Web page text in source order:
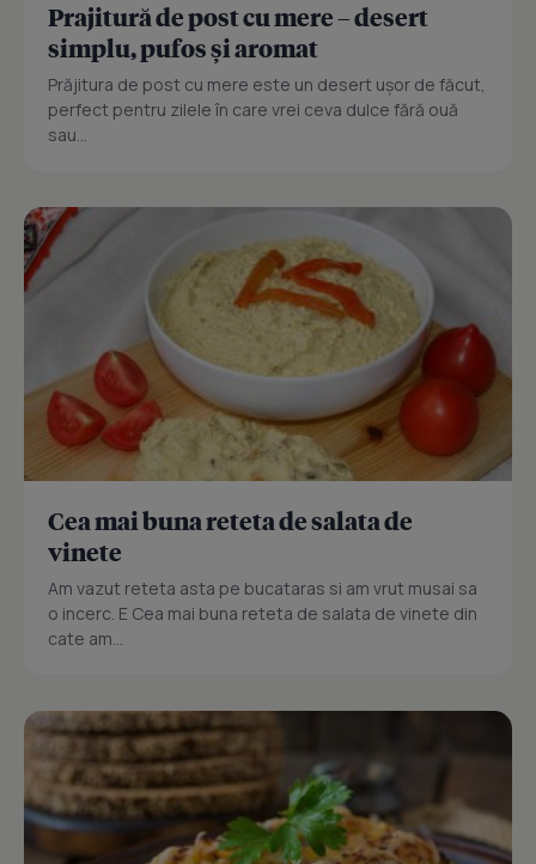
Prajitură de post cu mere – desert
simplu, pufos și aromat
Prăjitura de post cu mere este un desert ușor de făcut,
perfect pentru zilele în care vrei ceva dulce fără ouă
sau...
Cea mai buna reteta de salata de
vinete
Am vazut reteta asta pe bucataras si am vrut musai sa
o incerc. E Cea mai buna reteta de salata de vinete din
cate am...